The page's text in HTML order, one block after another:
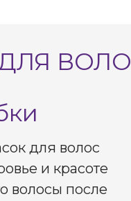
для волос
и красоте
волосы после